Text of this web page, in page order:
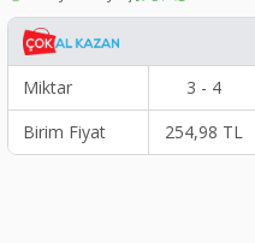
Miktar 3 - 4
Birim Fiyat
254,98 TL